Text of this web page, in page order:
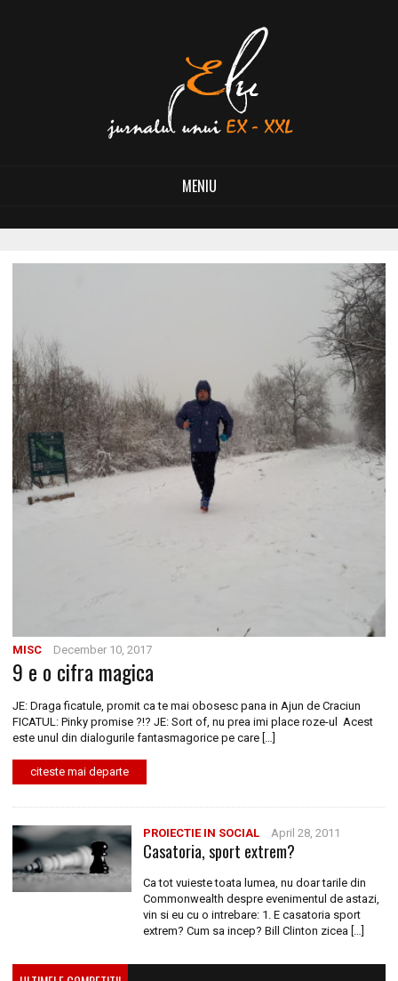
MENIU
MISC December 10, 2017
9 e o cifra magica
JE: Draga ficatule, promit ca te mai obosesc pana in Ajun de Craciun
FICATUL: Pinky promise ?!? JE: Sort of, nu prea imi place roze-ul Acest
este unul din dialogurile fantasmagorice pe care […]
citeste mai departe
PROIECTIE IN SOCIAL April 28, 2011
Casatoria, sport extrem?
Ca tot vuieste toata lumea, nu doar tarile din
Commonwealth despre evenimentul de astazi,
vin si eu cu o intrebare: 1. E casatoria sport
extrem? Cum sa incep? Bill Clinton zicea […]